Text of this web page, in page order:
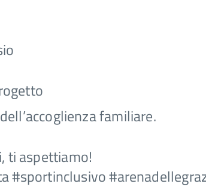
a familiare.
ti aspettiamo!
#sportinclusivo